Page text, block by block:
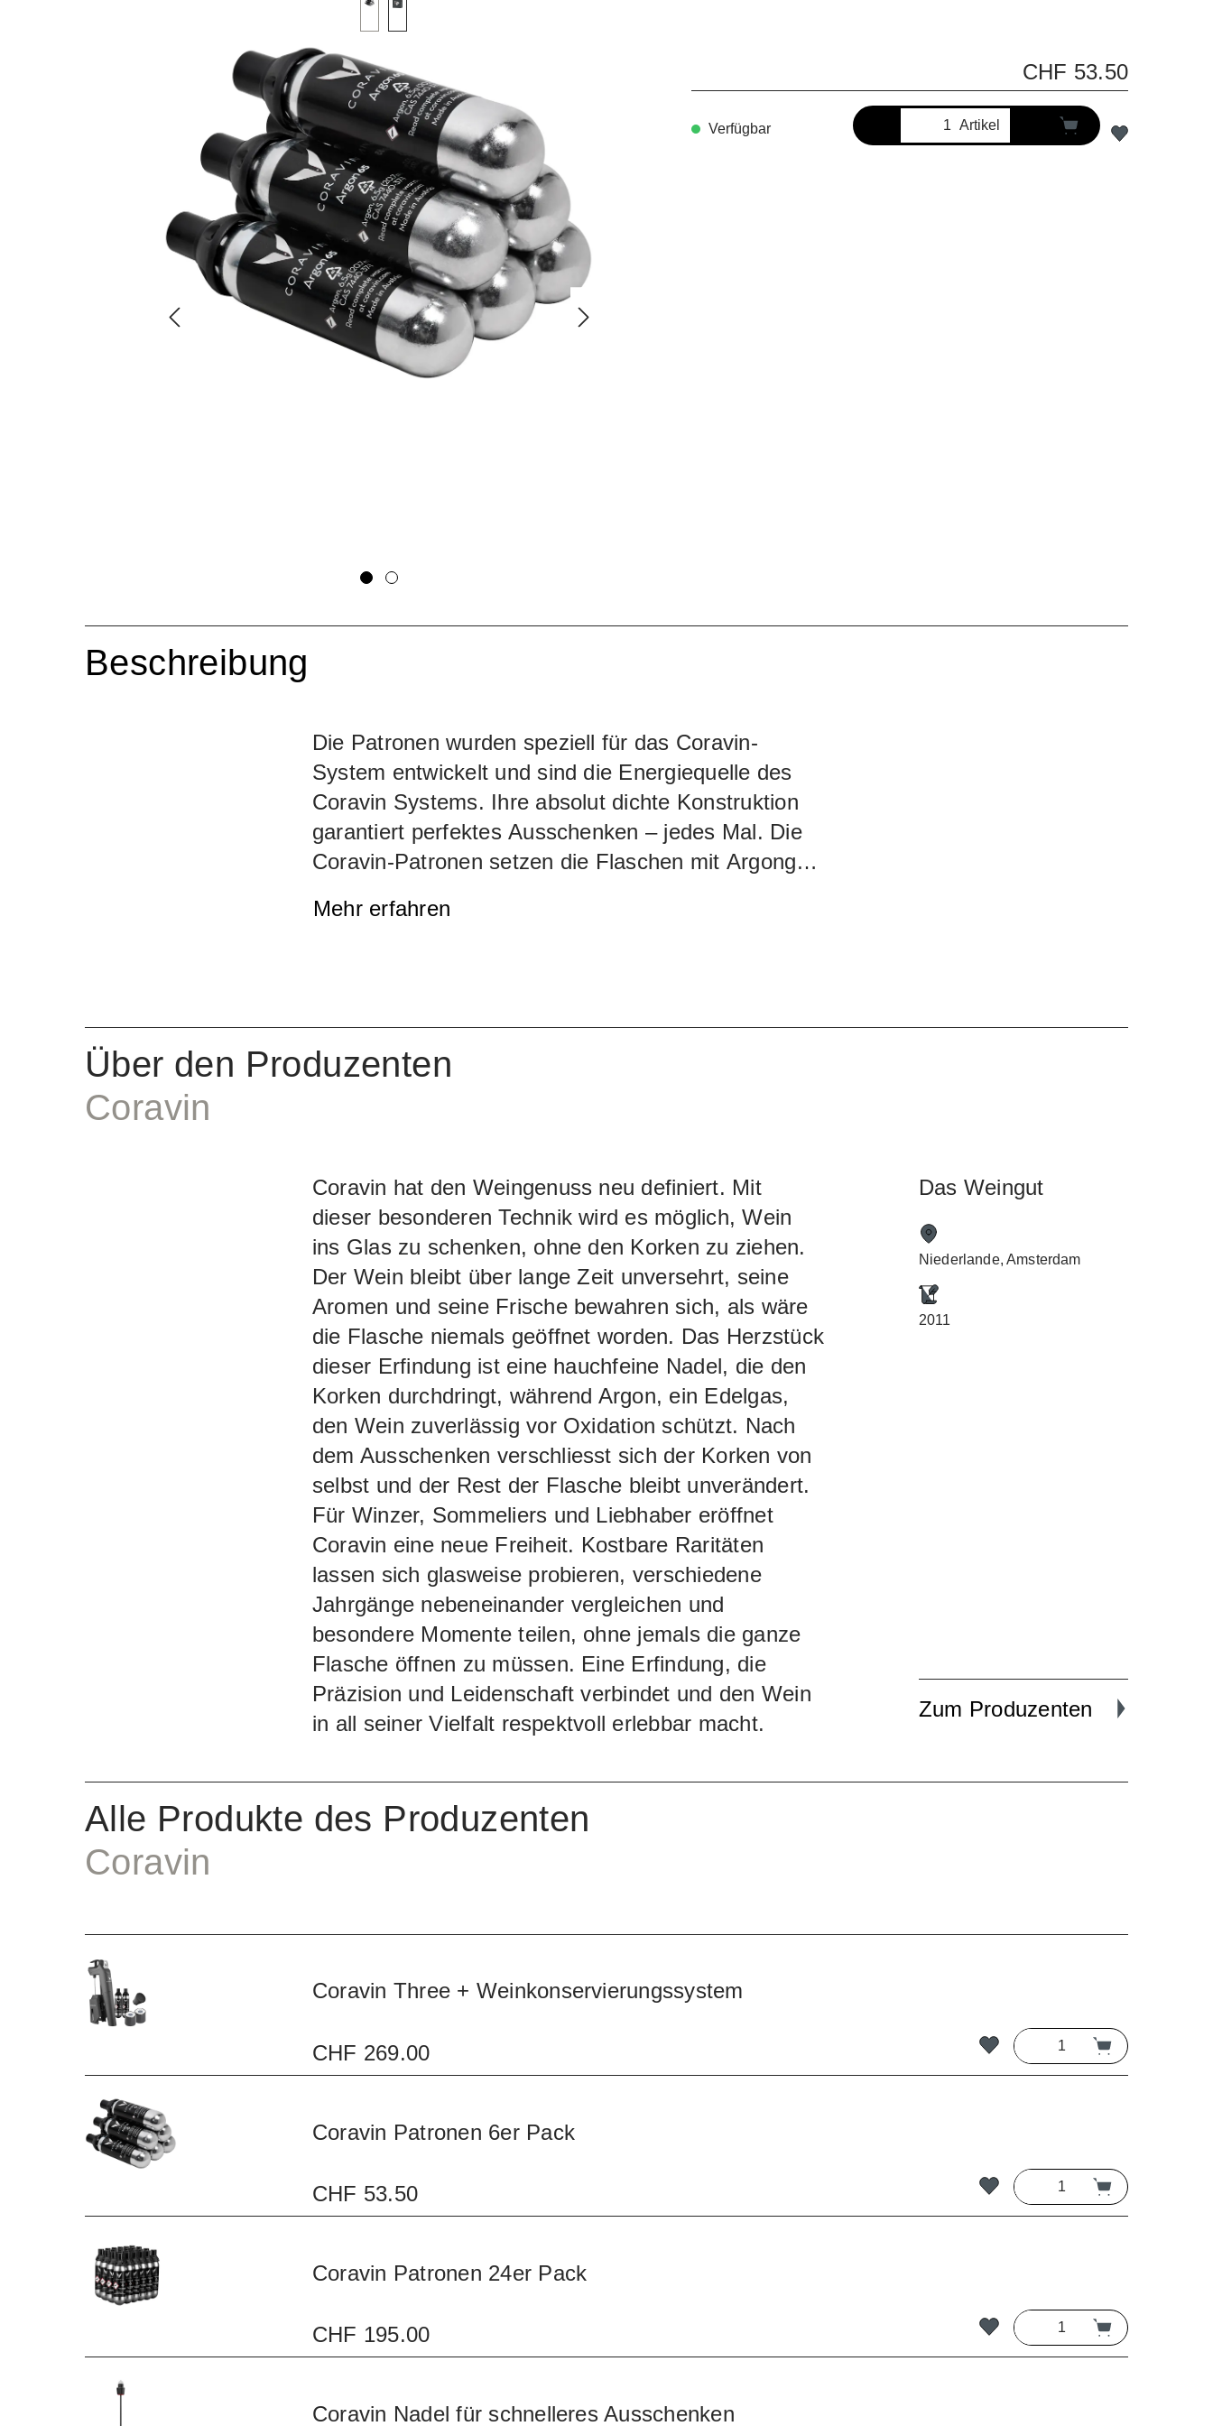
CHF 53.50
Verfügbar Artikel
Beschreibung
Die Patronen wurden speziell für das Coravin-
System entwickelt und sind die Energiequelle des
Coravin Systems. Ihre absolut dichte Konstruktion
garantiert perfektes Ausschenken – jedes Mal. Die
Coravin-Patronen setzen die Flaschen mit Argongas
ausgeschenkt werden kann. Patentierte Technologie
zu 15 Gläsern à 150ml. Die Patronen sind mit allen
Mehr erfahren
Über den Produzenten
Coravin
Coravin hat den Weingenuss neu definiert. Mit
dieser besonderen Technik wird es möglich, Wein
ins Glas zu schenken, ohne den Korken zu ziehen.
Der Wein bleibt über lange Zeit unversehrt, seine
Aromen und seine Frische bewahren sich, als wäre
die Flasche niemals geöffnet worden. Das Herzstück
dieser Erfindung ist eine hauchfeine Nadel, die den
Korken durchdringt, während Argon, ein Edelgas,
den Wein zuverlässig vor Oxidation schützt. Nach
dem Ausschenken verschliesst sich der Korken von
selbst und der Rest der Flasche bleibt unverändert.
Für Winzer, Sommeliers und Liebhaber eröffnet
Coravin eine neue Freiheit. Kostbare Raritäten
lassen sich glasweise probieren, verschiedene
Jahrgänge nebeneinander vergleichen und
besondere Momente teilen, ohne jemals die ganze
Flasche öffnen zu müssen. Eine Erfindung, die
Präzision und Leidenschaft verbindet und den Wein
in all seiner Vielfalt respektvoll erlebbar macht.
Das Weingut
Niederlande, Amsterdam
2011
Zum Produzenten
Alle Produkte des Produzenten
Coravin
Coravin Three + Weinkonservierungssystem
CHF 269.00
Coravin Patronen 6er Pack
CHF 53.50
Coravin Patronen 24er Pack
CHF 195.00
Coravin Nadel für schnelleres Ausschenken